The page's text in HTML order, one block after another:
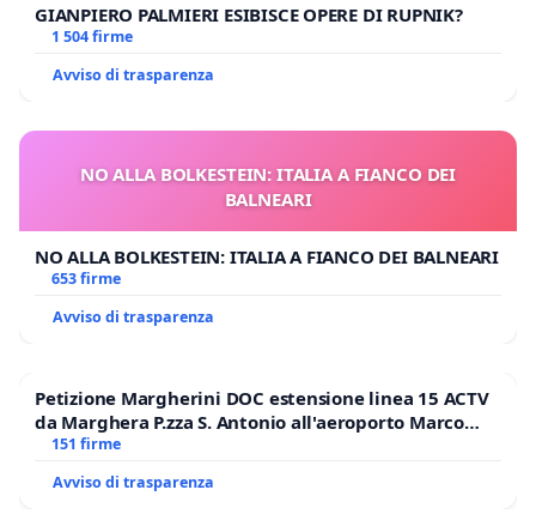
GIANPIERO PALMIERI ESIBISCE OPERE DI RUPNIK?
1 504 firme
Avviso di trasparenza
NO ALLA BOLKESTEIN: ITALIA A FIANCO DEI
BALNEARI
NO ALLA BOLKESTEIN: ITALIA A FIANCO DEI BALNEARI
653 firme
Avviso di trasparenza
Petizione Margherini DOC estensione linea 15 ACTV
da Marghera P.zza S. Antonio all'aeroporto Marco
Polo tariffa a € 1,50
151 firme
Avviso di trasparenza